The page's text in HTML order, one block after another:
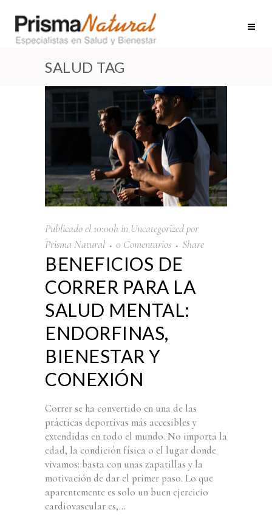
SALUD TAG
BENEFICIOS DE
CORRER PARA LA
SALUD MENTAL:
ENDORFINAS,
BIENESTAR Y
CONEXIÓN
Publicado el 10:00h in Uncategorizedpor
Prisma Natural
0 Comentarios Share
Correr se ha convertido en una de las
prácticas deportivas más accesibles y
extendidas en todo el mundo. No importa la
edad, la condición física o el lugar donde
vivamos: basta con unas zapatillas y la
motivación de dar el primer paso. Lo que
aparentemente es solo un buen ejercicio
cardiovascular es,...